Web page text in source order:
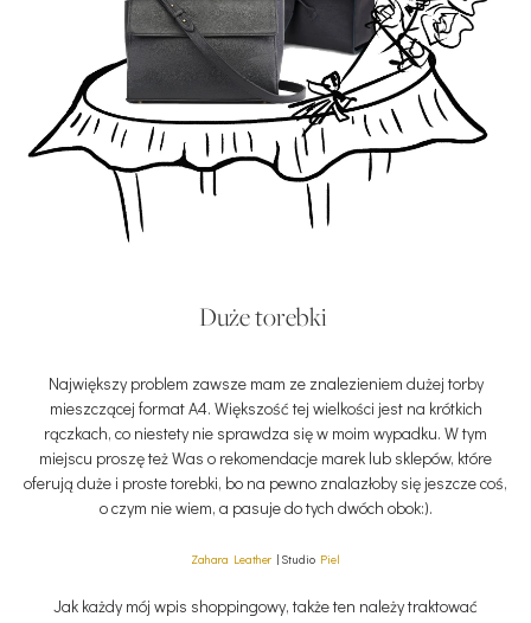
Duże torebki
Największy problem zawsze mam ze znalezieniem dużej torby
mieszczącej format A4. Większość tej wielkości jest na krótkich
rączkach, co niestety nie sprawdza się w moim wypadku. W tym
miejscu proszę też Was o rekomendacje marek lub sklepów, które
oferują duże i proste torebki, bo na pewno znalazłoby się jeszcze coś,
o czym nie wiem, a pasuje do tych dwóch obok:).
Zahara Leather | Studio Piel
Jak każdy mój wpis shoppingowy, także ten należy traktować